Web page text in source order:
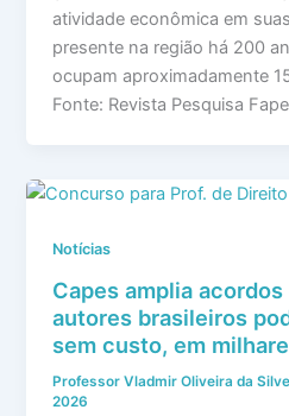
atividade econômica em
presente na região há 200
ocupam aproximadamente
Fonte: Revista Pesquisa
Notícias
Capes amplia
autores brasileiros
sem custo, em
Professor Vladmir Oliveira da
2026